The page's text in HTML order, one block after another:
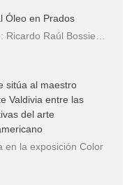
Óleo en Prados
Ricardo Raúl Bossie…
sitúa al maestro
Valdivia entre las
del arte
en la exposición Color